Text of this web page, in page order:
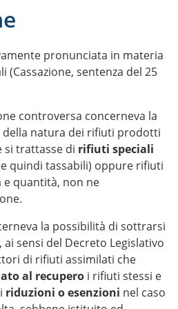
pronunciata in materia
(Cassazione, sentenza del 25
controversa concerneva la
natura dei rifiuti prodotti
si trattasse di rifiuti speciali
quindi tassabili) oppure rifiuti
e quantità, non ne
la possibilità di sottrarsi
sensi del Decreto Legislativo
di rifiuti assimilati che
al recupero i rifiuti stessi e
riduzioni o esenzioni nel caso